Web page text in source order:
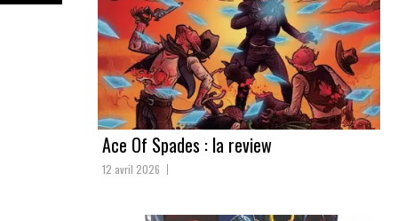
Ace Of Spades : la review
12 avril 2026